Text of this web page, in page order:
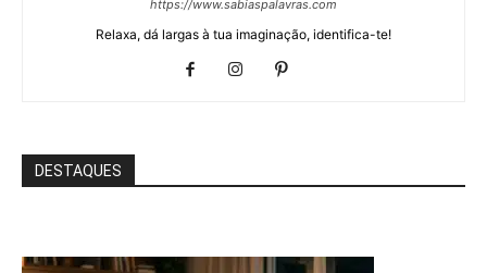
https://www.sabiaspalavras.com
Relaxa, dá largas à tua imaginação, identifica-te!
DESTAQUES